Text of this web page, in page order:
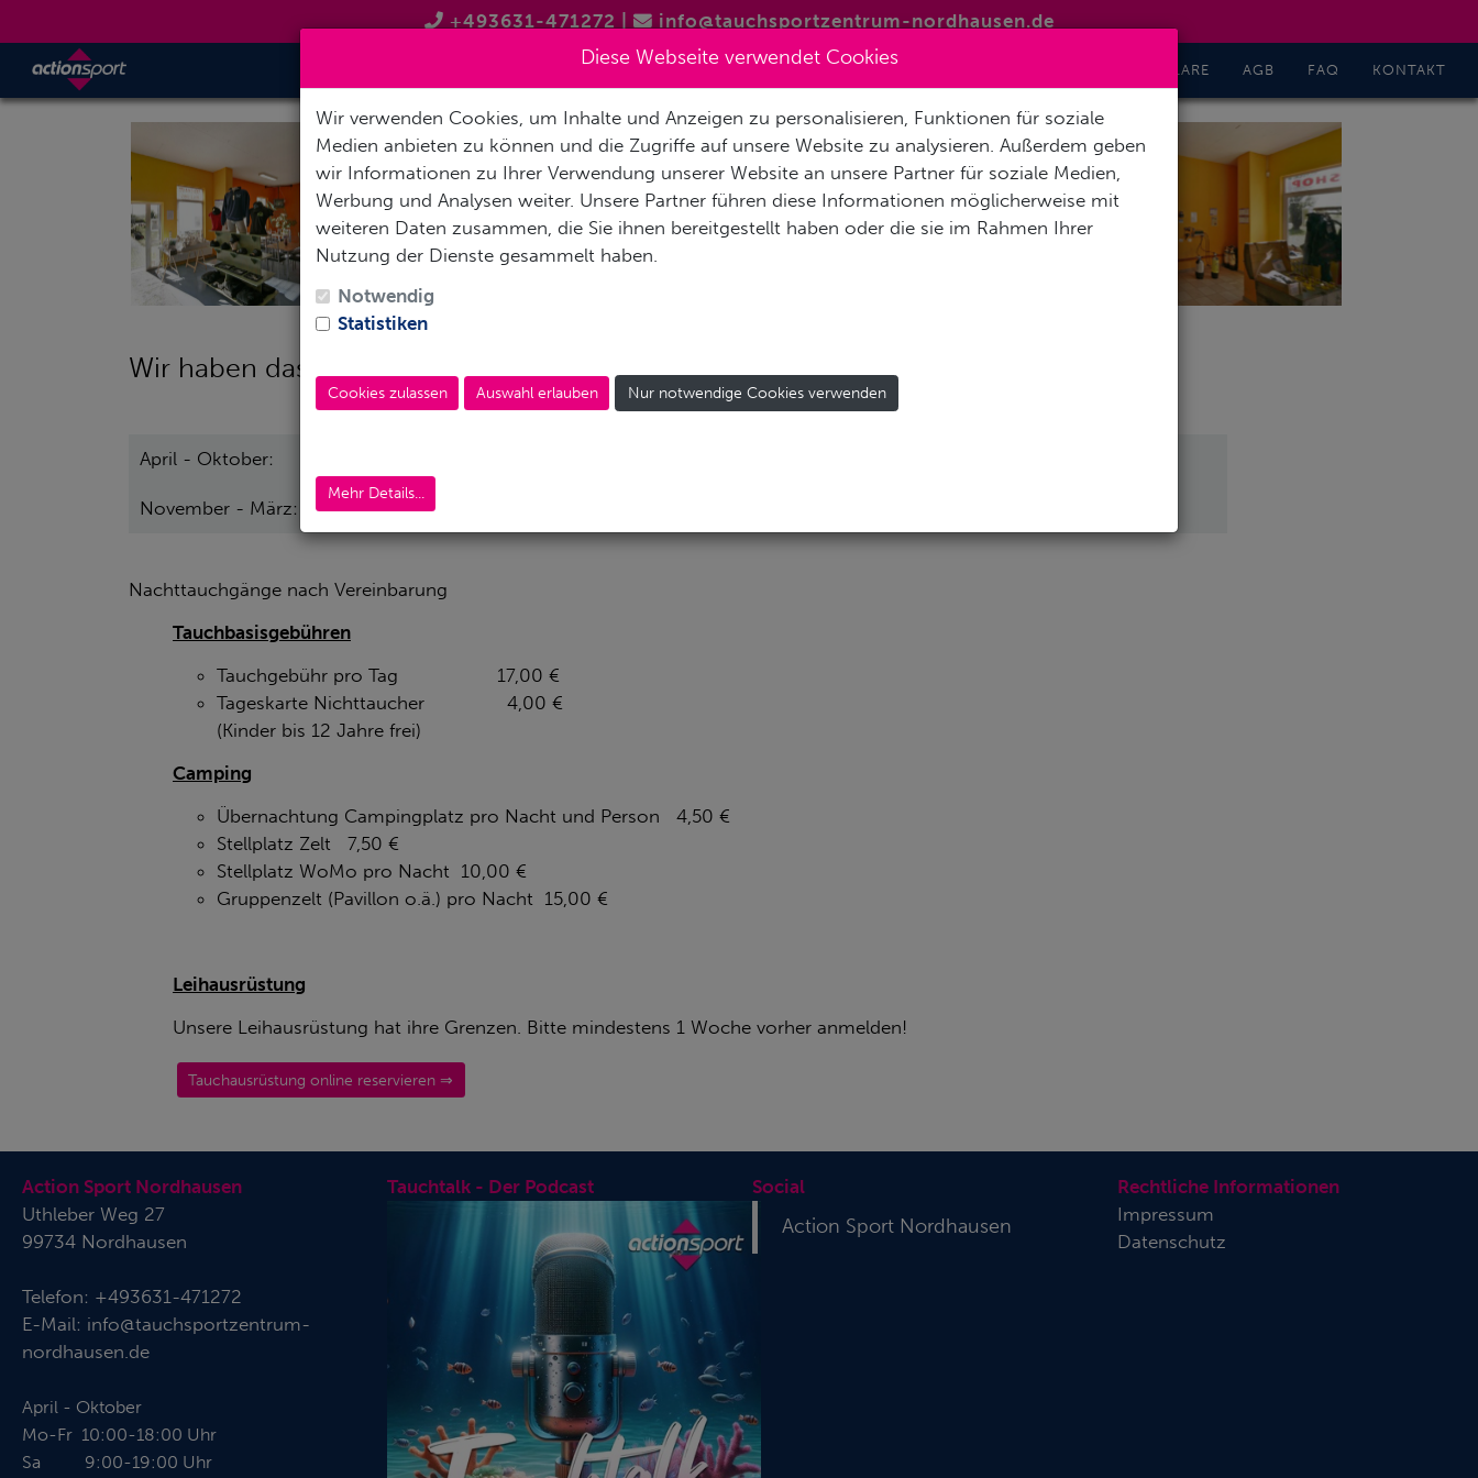
+493631-471272 info@tauchsportzentrum-nordhausen.de
FORMULARE AGB FAQ KONTAKT
Wir haben das ganze Jahr geöffnet
April - Oktober:
November - März: Mo - Fr 10:00 - 17:00 Uhr
Nachttauchgänge nach Vereinbarung
Tauchbasisgebühren
Tauchgebühr pro Tag 17,00 €
Tageskarte Nichttaucher 4,00 €
(Kinder bis 12 Jahre frei)
Camping
Übernachtung Campingplatz pro Nacht und Person 4,50 €
Stellplatz Zelt 7,50 €
Stellplatz WoMo pro Nacht 10,00 €
Gruppenzelt (Pavillon o.ä.) pro Nacht 15,00 €
Leihausrüstung
Unsere Leihausrüstung hat ihre Grenzen. Bitte mindestens 1 Woche vorher anmelden!
Tauchausrüstung online reservieren ⇒
Action Sport Nordhausen
Uthleber Weg 27
99734 Nordhausen
Telefon: +493631-471272
E-Mail: info@tauchsportzentrum-
nordhausen.de
April - Oktober
Mo-Fr 10:00-18:00 Uhr
Sa 9:00-19:00 Uhr
Tauchtalk - Der Podcast Social
Action Sport Nordhausen
Rechtliche Informationen
Impressum
Datenschutz
Diese Webseite verwendet Cookies
Wir verwenden Cookies, um Inhalte und Anzeigen zu personalisieren, Funktionen für soziale
Medien anbieten zu können und die Zugriffe auf unsere Website zu analysieren. Außerdem geben
wir Informationen zu Ihrer Verwendung unserer Website an unsere Partner für soziale Medien,
Werbung und Analysen weiter. Unsere Partner führen diese Informationen möglicherweise mit
weiteren Daten zusammen, die Sie ihnen bereitgestellt haben oder die sie im Rahmen Ihrer
Nutzung der Dienste gesammelt haben.
Notwendig
Statistiken
Cookies zulassen Auswahl erlauben Nur notwendige Cookies verwenden
Mehr Details...